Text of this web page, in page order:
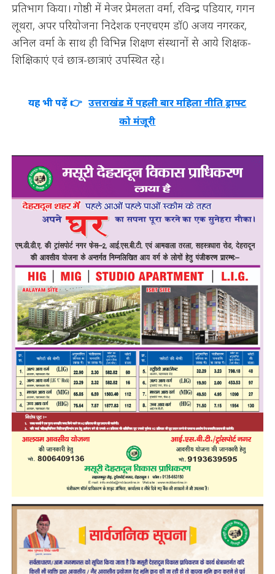
प्रतिभाग किया। गोष्ठी में मेजर प्रेमलता वर्मा, रविन्द्र पडियार, गगन
लूथरा, अपर परियोजना निदेशक एनएचएम डॉ0 अजय नगरकर,
अनिल वर्मा के साथ ही विभिन्न शिक्षण संस्थानों से आये शिक्षक-
शिक्षिकाएं एवं छात्र-छात्राएं उपस्थित रहे।
यह भी पढ़ें 👉 उत्तराखंड में पहली बार महिला नीति ड्राफ्ट
को मंजूरी